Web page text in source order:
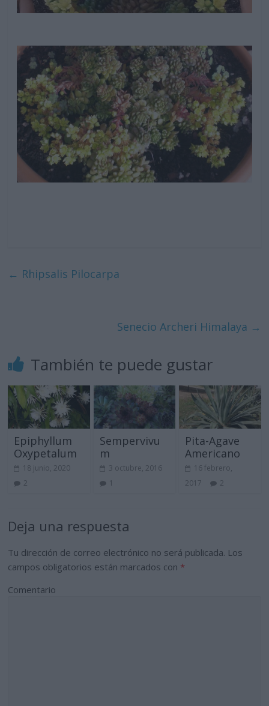
← Rhipsalis Pilocarpa
Senecio Archeri Himalaya →
También te puede gustar
Epiphyllum
Oxypetalum
18 junio, 2020
2
Sempervivu
m
3 octubre, 2016
1
Pita-Agave
Americano
16 febrero,
2017
2
Deja una respuesta
Tu dirección de correo electrónico no será publicada. Los
campos obligatorios están marcados con *
Comentario